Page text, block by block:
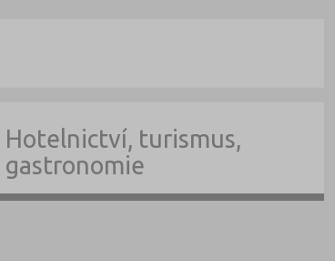
Hotelnictví, turismus,
gastronomie